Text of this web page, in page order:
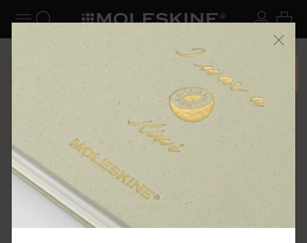
ナビゲーションの切替 ログ
検索 (キーワードなど) カ
6,500円以上のご購入で送料無料 メニ
ーを閉じる
Back to School セール